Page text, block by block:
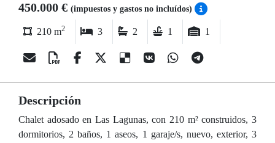
450.000 € (impuestos y gastos no incluídos)
210 m2 3 2 1 1
Descripción
Chalet adosado en Las Lagunas, con 210 m² construidos, 3
dormitorios, 2 baños, 1 aseos, 1 garaje/s, nuevo, exterior, 3